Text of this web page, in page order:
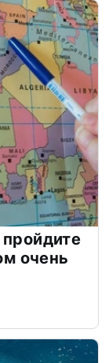
очень